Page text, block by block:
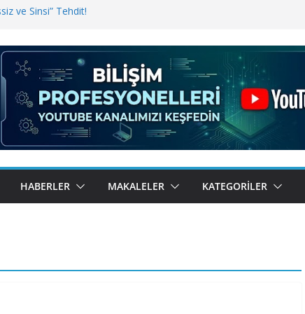
ve Sinsi” Tehdit!
Bugün BulutTahsilat’ta
Kemal Oral Tüm Sorularımızı
HABERLER MAKALELER KATEGORILER